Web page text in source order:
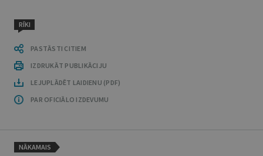
RĪKI
PASTĀSTI CITIEM
IZDRUKĀT PUBLIKĀCIJU
LEJUPLĀDĒT LAIDIENU (PDF)
PAR OFICIĀLO IZDEVUMU
NĀKAMAIS